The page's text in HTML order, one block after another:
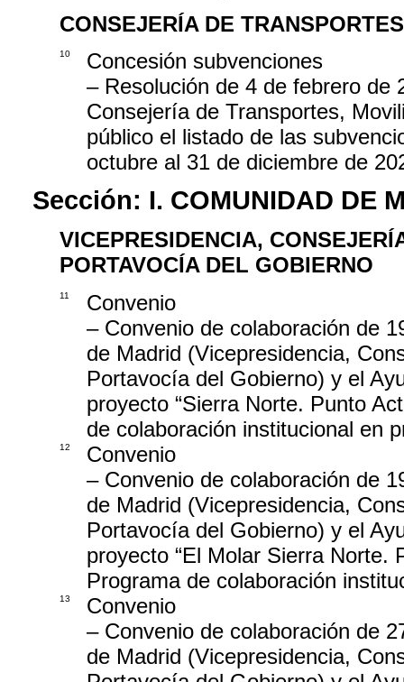
CONSEJERÍA DE
10
Concesión subvenciones
– Resolución de 4 de febrero de
Consejería de Transportes,
público el listado de las
octubre al 31 de diciembre de
Sección: I. COMUNIDAD DE
VICEPRESIDENCIA,
PORTAVOCÍA DEL GOBIERNO
11
Convenio
– Convenio de colaboración de
de Madrid (Vicepresidencia,
Portavocía del Gobierno) y el
proyecto “Sierra Norte. Punto
de colaboración institucional en
12
Convenio
– Convenio de colaboración de
de Madrid (Vicepresidencia,
Portavocía del Gobierno) y el
proyecto “El Molar Sierra Norte.
Programa de colaboración
13
Convenio
– Convenio de colaboración de
de Madrid (Vicepresidencia,